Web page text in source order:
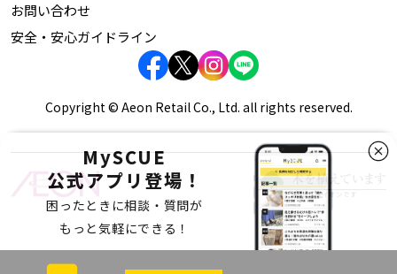
MySCUE
公式アプリ登場！
困ったときに相談・質問が
もっと気軽にできる！
お問い合わせ
安全・安心ガイドライン
Copyright © Aeon Retail Co., Ltd. all rights reserved.